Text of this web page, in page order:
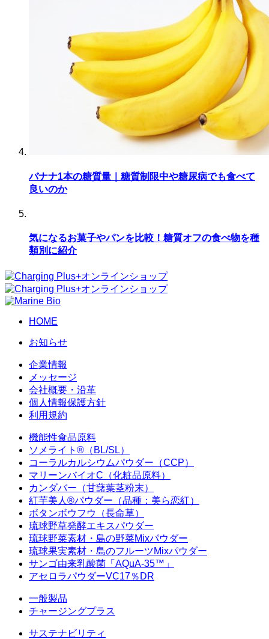
バナナ1本の糖質量｜糖質制限中や糖尿病でも食べて
良いのか
気になるお菓子やパンを比較！糖質オフの食べ物を種
類別に紹介
HOME
お知らせ
企業情報
メッセージ
会社概要・沿革
個人情報保護方針
利用規約
機能性食品原料
ソメライト®（BL/SL）
コーラルカルシウムパウダー（CCP）
マリーンバイオC（化粧品原料）
カンダバー（甘藷葉茎粉末）
紅芋美人®パウダー（品種：美ら恋紅）
ボタンボウフウ（長命草）
琉球野草発酵エキスパウダー
琉球野菜素材・島の野菜Mixパウダー
琉球果実素材・島のフルーツMixパウダー
サンゴ由来乳酸菌「AQuA-35™」
アセロラパウダーVC17％DR
一般製品
チャージングプラス
サステナビリティ